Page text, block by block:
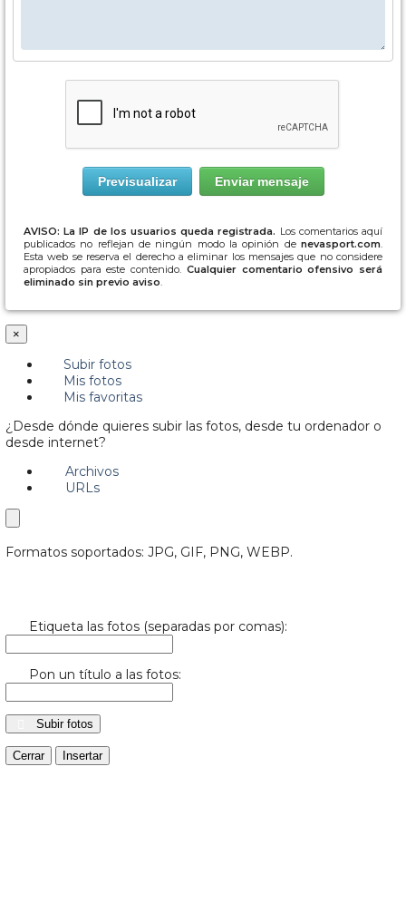
AVISO: La IP de los usuarios queda registrada. Los comentarios aquí
publicados no reflejan de ningún modo la opinión de nevasport.com.
Esta web se reserva el derecho a eliminar los mensajes que no considere
apropiados para este contenido. Cualquier comentario ofensivo será
eliminado sin previo aviso.
×
Subir fotos
Mis fotos
Mis favoritas
¿Desde dónde quieres subir las fotos, desde tu ordenador o
desde internet?
Archivos
URLs
Formatos soportados: JPG, GIF, PNG, WEBP.
Etiqueta las fotos (separadas por comas):
Pon un título a las fotos:
Subir fotos
Cerrar Insertar